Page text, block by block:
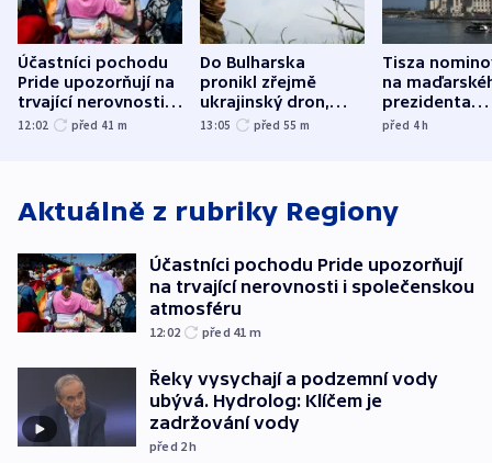
Účastníci pochodu
Pride upozorňují na
trvající nerovnosti i
společenskou
12:02 před 41 m
Do Bulharska
pronikl zřejmě
ukrajinský dron,
explodoval kilometr
13:05 před 55 m
Tisza
na
prezidenta
bývalého
před 4h
Aktuálně z rubriky Regiony
Účastníci pochodu Pride upozorňují
na trvající nerovnosti i společenskou
atmosféru
12:02 před 41 m
Řeky vysychají a podzemní vody
ubývá. Hydrolog: Klíčem je
zadržování vody
před 2h